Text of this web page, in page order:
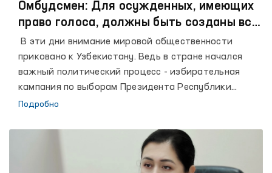
Омбудсмен: Для осужденных, имеющих
право голоса, должны быть созданы все
условия
В эти дни внимание мировой общественности
приковано к Узбекистану. Ведь в стране начался
важный политический процесс - избирательная
кампания по выборам Президента Республики
Узбекистан. С этим политическим событием тесно
имеющие право голоса избиратели должны
проголосовать за кандидата по своему выбору без
какого-либо влияния или давления, ознакомившись
Подробно